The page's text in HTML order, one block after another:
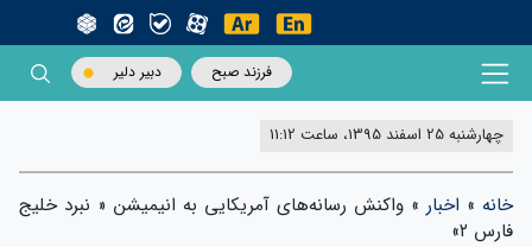
فرزند صبح دبیر دلیر
چهارشنبه 25 اسفند 1395، ساعت 11:12
خانه » اخبار » واکنش رسانه‌های آمریکایی به انیمیشن « نبرد خلیج
فارس ۲»